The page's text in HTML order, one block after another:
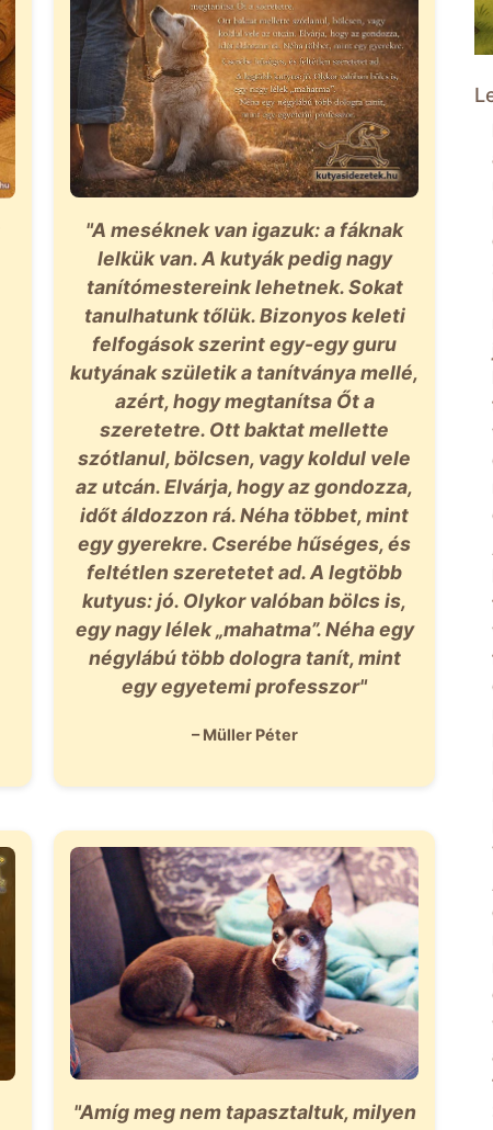
"A meséknek van igazuk: a fáknak
lelkük van. A kutyák pedig nagy
tanítómestereink lehetnek. Sokat
tanulhatunk tőlük. Bizonyos keleti
felfogások szerint egy-egy guru
kutyának születik a tanítványa mellé,
azért, hogy megtanítsa Őt a
szeretetre. Ott baktat mellette
szótlanul, bölcsen, vagy koldul vele
az utcán. Elvárja, hogy az gondozza,
időt áldozzon rá. Néha többet, mint
egy gyerekre. Cserébe hűséges, és
feltétlen szeretetet ad. A legtöbb
kutyus: jó. Olykor valóban bölcs is,
egy nagy lélek „mahatma”. Néha egy
négylábú több dologra tanít, mint
egy egyetemi professzor"
– Müller Péter
"Amíg meg nem tapasztaltuk, milyen